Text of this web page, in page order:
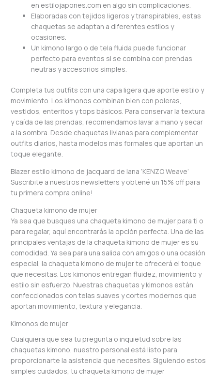
en estilojapones.com en algo sin complicaciones.
Elaboradas con tejidos ligeros y transpirables, estas
chaquetas se adaptan a diferentes estilos y
ocasiones.
Un kimono largo o de tela fluida puede funcionar
perfecto para eventos si se combina con prendas
neutras y accesorios simples.
Completa tus outfits con una capa ligera que aporte estilo y
movimiento. Los kimonos combinan bien con poleras,
vestidos, enteritos y tops básicos. Para conservar la textura
y caída de las prendas, recomendamos lavar a mano y secar
a la sombra. Desde chaquetas livianas para complementar
outfits diarios, hasta modelos más formales que aportan un
toque elegante.
Blazer estilo kimono de jacquard de lana ‘KENZO Weave’
Suscribite a nuestros newsletters y obtené un 15% off para
tu primera compra online!
Chaqueta kimono de mujer
Ya sea que busques una chaqueta kimono de mujer para ti o
para regalar, aquí encontrarás la opción perfecta. Una de las
principales ventajas de la chaqueta kimono de mujer es su
comodidad. Ya sea para una salida con amigos o una ocasión
especial, la chaqueta kimono de mujer te ofrecerá el toque
que necesitas. Los kimonos entregan fluidez, movimiento y
estilo sin esfuerzo. Nuestras chaquetas y kimonos están
confeccionados con telas suaves y cortes modernos que
aportan movimiento, textura y elegancia.
Kimonos de mujer
Cualquiera que sea tu pregunta o inquietud sobre las
chaquetas kimono, nuestro personal está listo para
proporcionarte la asistencia que necesites. Siguiendo estos
simples cuidados, tu chaqueta kimono de mujer